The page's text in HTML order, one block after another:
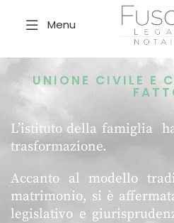
Menu
UNIONE CIVILE E
L’istituto della famiglia
trasformazione.
Accanto al modello
matrimonio, si è
legislativo e